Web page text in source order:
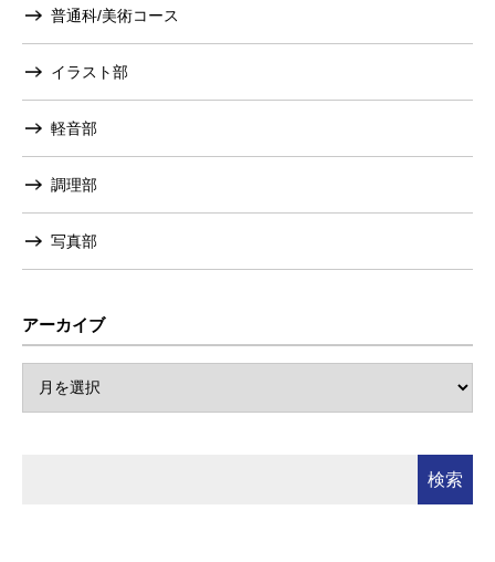
普通科/美術コース
イラスト部
軽音部
調理部
写真部
アーカイブ